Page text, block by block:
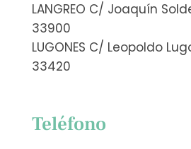
LANGREO C/ Joaquín
33900
LUGONES C/ Leopoldo
33420
Teléfono